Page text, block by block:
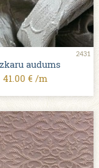
2431
audums
41.00 € /m